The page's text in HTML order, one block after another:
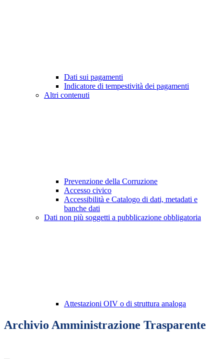
Dati sui pagamenti
Indicatore di tempestività dei pagamenti
Altri contenuti
Prevenzione della Corruzione
Accesso civico
Accessibilità e Catalogo di dati, metadati e
banche dati
Dati non più soggetti a pubblicazione obbligatoria
Attestazioni OIV o di struttura analoga
Archivio Amministrazione Trasparente